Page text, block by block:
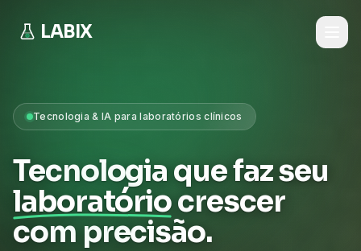
LABIX
Tecnologia & IA para laboratórios clínicos
Tecnologia que faz seu
laboratóriocrescer
com precisão.